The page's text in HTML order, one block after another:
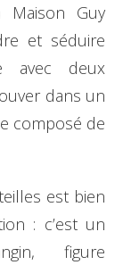
Maison Guy
et séduire
avec deux
dans un
composé de
est bien
: c’est un
figure